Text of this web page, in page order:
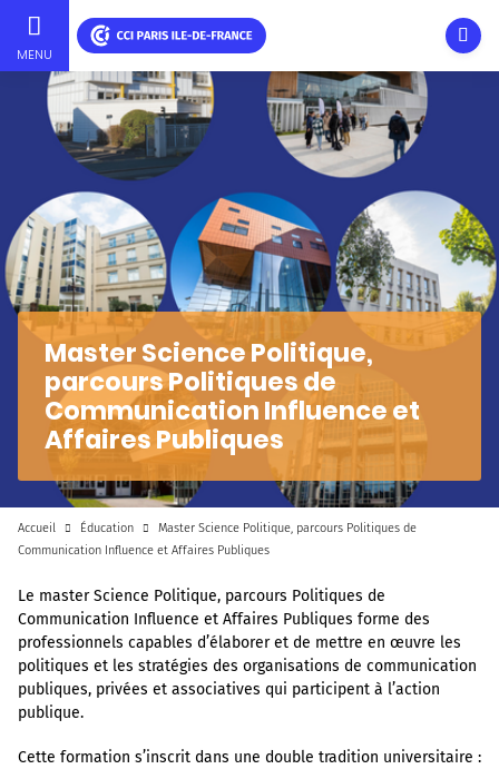
contenu
MENU
Master Science Politique,
parcours Politiques de
Communication Influence et
Affaires Publiques
Accueil Éducation
Master Science Politique, parcours Politiques de
Communication Influence et Affaires Publiques
Le master Science Politique, parcours Politiques de
Communication Influence et Affaires Publiques forme des
professionnels capables d’élaborer et de mettre en œuvre les
politiques et les stratégies des organisations de communication
publiques, privées et associatives qui participent à l’action
publique.
Cette formation s’inscrit dans une double tradition universitaire :